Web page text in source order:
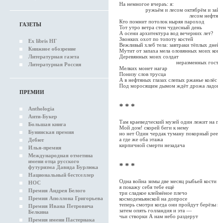
ГАЗЕТЫ
Ex libris НГ
Книжное обозрение
Литературная газета
Литературная Россия
ПРЕМИИ
Anthologia
Анти-Букер
Большая книга
Бунинская премия
Дебют
Илья-премия
Международная отметина
имени отца русского
футуризма Давида Бурлюка
Национальный бестселлер
НОС
Премия Андрея Белого
Премия Аполлона Григорьева
Премия Ивана Петровича
Белкина
Премия имени Пастернака
На немногое вчераъ: я:
ружьём и лесом октябрём и
лесом
Кто помнит потолок ныряя пароход
Тот утро ветра стен чудесный день
А осени архитектура вод вечерних лет?
Звонких охот по топоту костей
Вежливый хлеб тела: завтраки тёплых
Мутит от запаха мела оловянных моих
Деревянных моих солдат
неразменных
Мелких монет нагар
Понизу слов трусца
А в нефтяных глазах слепых ржанье
Под моросящим дымом ждёт дрожа
* * *
Там краеведческий музей один лежит на
Мой дом! скорей беги к нему
но нет Один чердак туману покорный
а где же оба этажа
кирпичной смерти незадача
* * *
Одна война зимы две месяц рыбьей кости
я покажу себя тебе ещё
три сладкое клеймёное плечо
космодемьянской на допросе
теперь смотри когда они пройдут берёзы
затем опять голландия и эта —
чьи створки А нам небо раздерут